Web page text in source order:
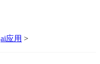
ai应用 >